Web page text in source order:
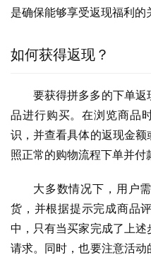
是确保能够享受返现福利的
如何获得返现？
要获得拼多多的下单
品进行购买。在浏览商品
识，并查看具体的返现金
照正常的购物流程下单并付
大多数情况下，用户
货，并根据提示完成商品
中，只有当买家完成了上
请求。同时，也要注意活